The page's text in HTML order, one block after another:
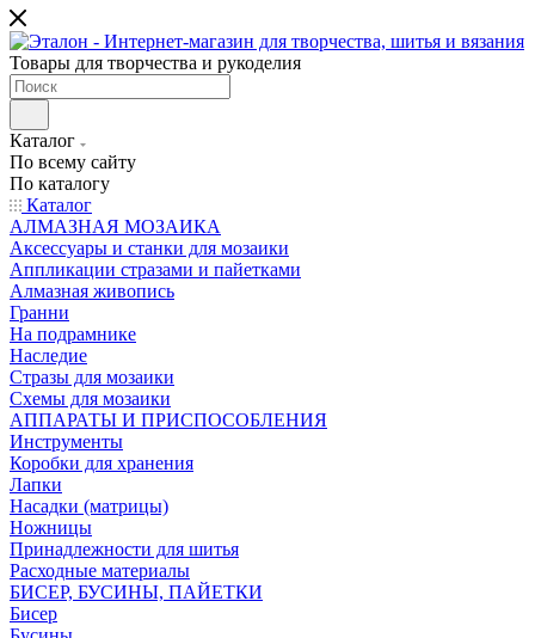
Товары для творчества и рукоделия
Каталог
По всему сайту
По каталогу
Каталог
АЛМАЗНАЯ МОЗАИКА
Аксессуары и станки для мозаики
Аппликации стразами и пайетками
Алмазная живопись
Гранни
На подрамнике
Наследие
Стразы для мозаики
Схемы для мозаики
АППАРАТЫ И ПРИСПОСОБЛЕНИЯ
Инструменты
Коробки для хранения
Лапки
Насадки (матрицы)
Ножницы
Принадлежности для шитья
Расходные материалы
БИСЕР, БУСИНЫ, ПАЙЕТКИ
Бисер